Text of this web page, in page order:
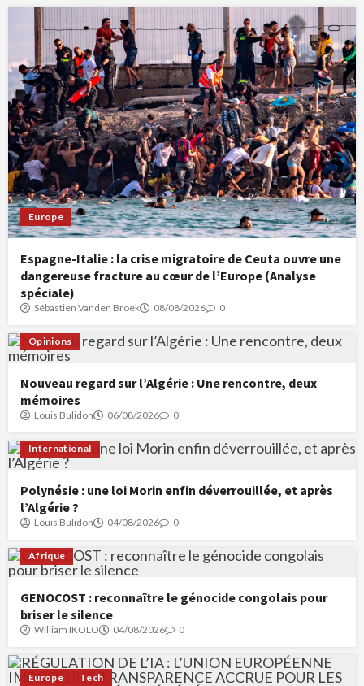
Europe
Espagne-Italie : la crise migratoire de Ceuta ouvre une
dangereuse fracture au cœur de l’Europe (Analyse
spéciale)
Sébastien Vanden Broek 08/08/2026 0
Opinions
Nouveau regard sur l’Algérie : Une rencontre, deux
mémoires
Louis Bulidon 06/08/2026 0
International
Polynésie : une loi Morin enfin déverrouillée, et après
l’Algérie ?
Louis Bulidon 04/08/2026 0
Afrique
GENOCOST : reconnaître le génocide congolais pour
briser le silence
William IKOLO 04/08/2026 0
Europe Tech